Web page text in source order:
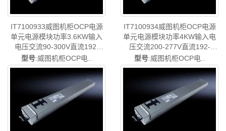
IT7100933威图机柜OCP电源
单元电源模块功率3.6KW输入
电压交流90-300V直流192-
400V/380V输出直流电压12.3V
动力电源AC/DC-DC用于
IT7100922/IT7100.922/IT7100923/IT7100.923-
36样本-德国威图制造-rittal威图
机柜威图空调维修威图电柜威
图风扇威图PDU威图配件威图
售后IT7100.933
型号:威图机柜OCP电..
IT7100934威图机柜OCP电源
单元电源模块功率4KW输入电
压交流200-277V直流192-
400V/380V输出直流电压48V动
力电源AC/DC-DC用于
IT7100924/IT7100.924-36样
本-德国威图制造-rittal威图机柜
威图空调维修威图电柜威图风
扇威图PDU威图配件威图售后
IT7100.934
型号:威图机柜OCP电..